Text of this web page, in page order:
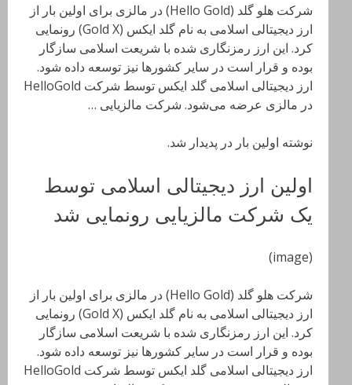
شرکت هلو گلد (Hello Gold) در مالزی برای اولین بار از
ارز دیجیتالی اسلامی به نام گلد ایکس (Gold X) رونمایی
کرد. این ارز رمزنگاری شده با شریعت اسلامی سازگار
بوده و قرار است در سایر کشورها نیز توسعه داده شود.
ارز دیجیتالی اسلامی گلد ایکس توسط شرکت HelloGold
در مالزی عرضه می‌شود. شرکت مالزیایی …
نوشته اولین بار در پدیدار شد.
اولین ارز دیجیتالی اسلامی توسط
یک شرکت مالزیایی رونمایی شد
(image)
شرکت هلو گلد (Hello Gold) در مالزی برای اولین بار از
ارز دیجیتالی اسلامی به نام گلد ایکس (Gold X) رونمایی
کرد. این ارز رمزنگاری شده با شریعت اسلامی سازگار
بوده و قرار است در سایر کشورها نیز توسعه داده شود.
ارز دیجیتالی اسلامی گلد ایکس توسط شرکت HelloGold